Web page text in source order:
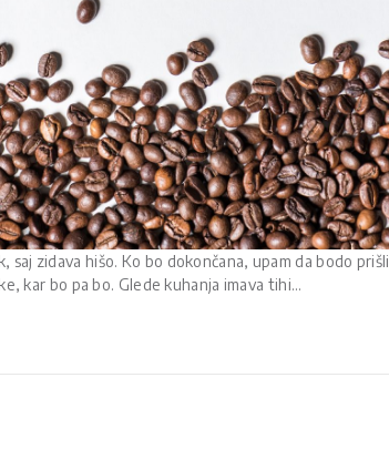
zidava hišo. Ko bo dokončana, upam da bodo prišli
kar bo pa bo. Glede kuhanja imava tihi…